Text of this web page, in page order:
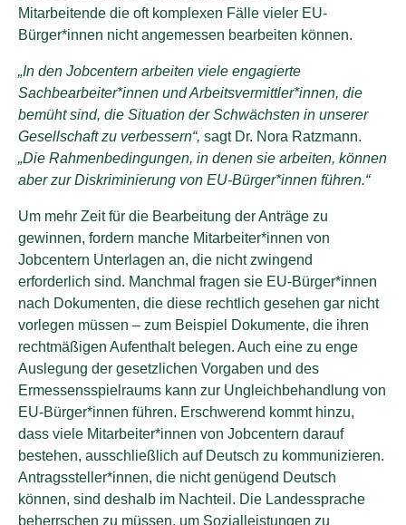
Mitarbeitende die oft komplexen Fälle vieler EU-
Bürger*innen nicht angemessen bearbeiten können.
„In den Jobcentern arbeiten viele engagierte
Sachbearbeiter*innen und Arbeitsvermittler*innen, die
bemüht sind, die Situation der Schwächsten in unserer
Gesellschaft zu verbessern“, sagt Dr. Nora Ratzmann.
„Die Rahmenbedingungen, in denen sie arbeiten, können
aber zur Diskriminierung von EU-Bürger*innen führen.“
Um mehr Zeit für die Bearbeitung der Anträge zu
gewinnen, fordern manche Mitarbeiter*innen von
Jobcentern Unterlagen an, die nicht zwingend
erforderlich sind. Manchmal fragen sie EU-Bürger*innen
nach Dokumenten, die diese rechtlich gesehen gar nicht
vorlegen müssen – zum Beispiel Dokumente, die ihren
rechtmäßigen Aufenthalt belegen. Auch eine zu enge
Auslegung der gesetzlichen Vorgaben und des
Ermessensspielraums kann zur Ungleichbehandlung von
EU-Bürger*innen führen. Erschwerend kommt hinzu,
dass viele Mitarbeiter*innen von Jobcentern darauf
bestehen, ausschließlich auf Deutsch zu kommunizieren.
Antragssteller*innen, die nicht genügend Deutsch
können, sind deshalb im Nachteil. Die Landessprache
beherrschen zu müssen, um Sozialleistungen zu